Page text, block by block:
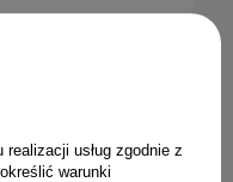
wysyłki
(marketing). Więcej
usług zgodnie z
warunki